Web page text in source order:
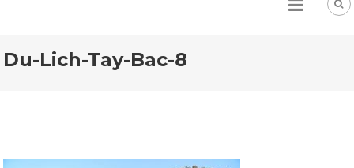
Du-Lich-Tay-Bac-8